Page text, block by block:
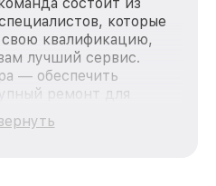
которые
квалификацию,
лучший сервис.
— обеспечить
ремонт для
продукции Miele, вне
поломки. Мы